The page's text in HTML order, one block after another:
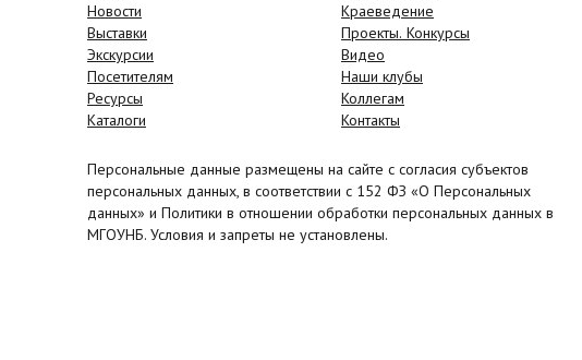
Новости
Выставки
Экскурсии
Посетителям
Ресурсы
Каталоги
Краеведение
Проекты. Конкурсы
Видео
Наши клубы
Коллегам
Контакты
Персональные данные размещены на сайте с согласия субъектов
персональных данных, в соответствии с 152 ФЗ «О Персональных
данных» и Политики в отношении обработки персональных данных в
МГОУНБ. Условия и запреты не установлены.